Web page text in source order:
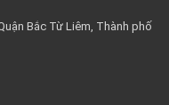
Bắc Từ Liêm, Thành phố